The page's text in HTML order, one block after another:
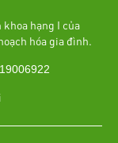
khoa hạng I của
hóa gia đình.